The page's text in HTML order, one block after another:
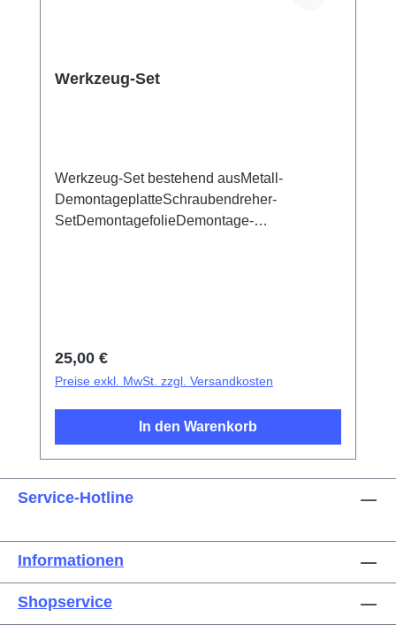
Werkzeug-Set
Werkzeug-Set bestehend ausMetall-
DemontageplatteSchraubendreher-
SetDemontagefolieDemontage-
Demontageplättchen
Regulärer Preis:
25,00 €
Preise exkl. MwSt. zzgl. Versandkosten
In den Warenkorb
Service-Hotline
Informationen
Shopservice